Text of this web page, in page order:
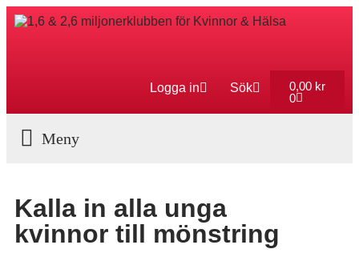
Logga in Sök 0,00 kr
0
Kalla in alla unga
kvinnor till mönstring